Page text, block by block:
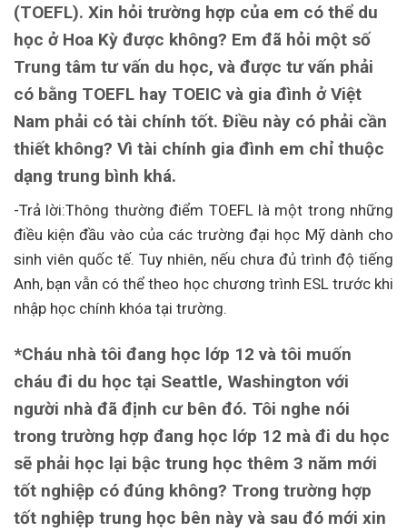
(TOEFL). Xin hỏi trường hợp của em có thể du
học ở Hoa Kỳ được không? Em đã hỏi một số
Trung tâm tư vấn du học, và được tư vấn phải
có bằng TOEFL hay TOEIC và gia đình ở Việt
Nam phải có tài chính tốt. Điều này có phải cần
thiết không? Vì tài chính gia đình em chỉ thuộc
dạng trung bình khá.
-Trả lời:Thông thường điểm TOEFL là một trong những
điều kiện đầu vào của các trường đại học Mỹ dành cho
sinh viên quốc tế. Tuy nhiên, nếu chưa đủ trình độ tiếng
Anh, bạn vẫn có thể theo học chương trình ESL trước khi
nhập học chính khóa tại trường.
*Cháu nhà tôi đang học lớp 12 và tôi muốn
cháu đi du học tại Seattle, Washington với
người nhà đã định cư bên đó. Tôi nghe nói
trong trường hợp đang học lớp 12 mà đi du học
sẽ phải học lại bậc trung học thêm 3 năm mới
tốt nghiệp có đúng không? Trong trường hợp
tốt nghiệp trung học bên này và sau đó mới xin